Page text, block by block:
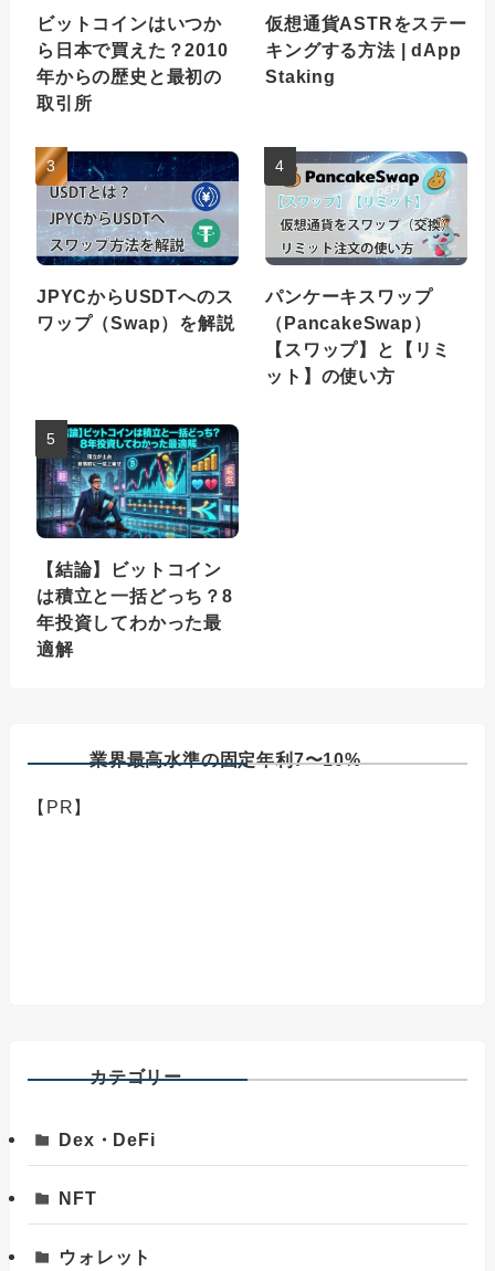
ビットコインはいつか
ら日本で買えた？2010
年からの歴史と最初の
取引所
仮想通貨ASTRをステー
キングする方法 | dApp
Staking
JPYCからUSDTへのス
ワップ（Swap）を解説
パンケーキスワップ
（PancakeSwap）
【スワップ】と【リミ
ット】の使い方
【結論】ビットコイン
は積立と一括どっち？8
年投資してわかった最
適解
業界最高水準の固定年利7〜10%
【PR】
カテゴリー
Dex・DeFi
NFT
ウォレット